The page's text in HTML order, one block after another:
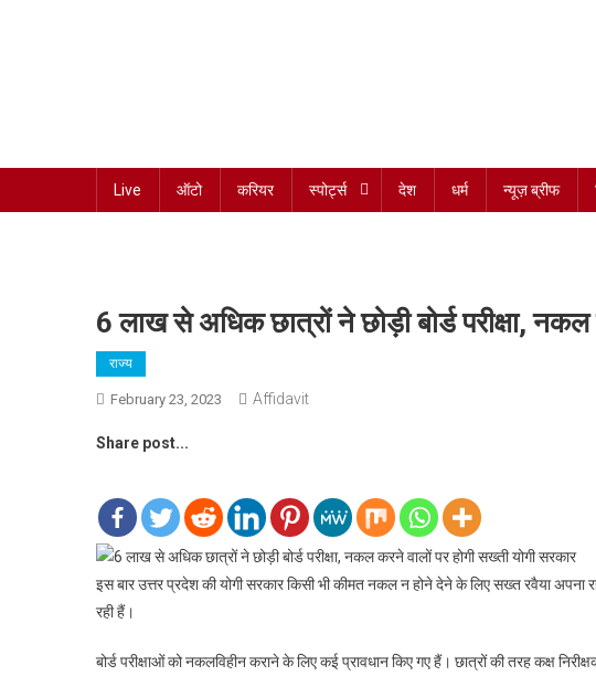
Live ऑटो करियर स्पोर्ट्स देश धर्म न्यूज़ ब्रीफ
6 लाख से अधिक छात्रों ने छोड़ी बोर्ड परीक्षा,
राज्य
February 23, 2023 Affidavit
Share post...
इस बार उत्तर प्रदेश की योगी सरकार किसी भी कीमत नकल न होने देने के लिए सख्त रवैया अपना
रही हैं।
बोर्ड परीक्षाओं को नकलविहीन कराने के लिए कई प्रावधान किए गए हैं। छात्रों की तरह कक्ष